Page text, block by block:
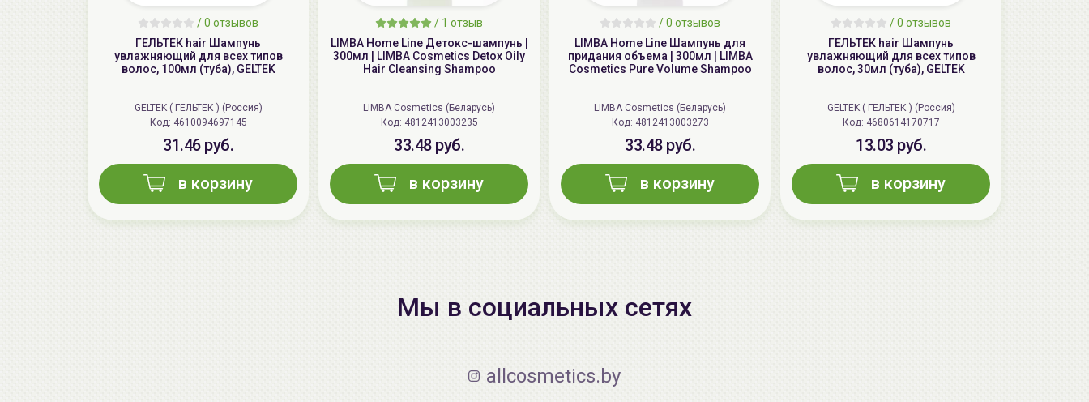
/0 отзывов
ГЕЛЬТЕК hair Шампунь
увлажняющий для всех типов
волос, 100мл (туба), GELTEK
GELTEK ( ГЕЛЬТЕК ) (Россия)
Код: 4610094697145
31.46 руб.
в корзину
/ 1 отзыв
LIMBA Home Line Детокс-шампунь |
300мл | LIMBA Cosmetics Detox Oily
Hair Cleansing Shampoo
LIMBA Cosmetics (Беларусь)
Код: 4812413003235
33.48 руб.
в корзину
/0 отзывов
LIMBA Home Line Шампунь для
придания объема | 300мл | LIMBA
Cosmetics Pure Volume Shampoo
LIMBA Cosmetics (Беларусь)
Код: 4812413003273
33.48 руб.
в корзину
/0 отзывов
ГЕЛЬТЕК hair Шампунь
увлажняющий для всех типов
волос, 30мл (туба), GELTEK
GELTEK ( ГЕЛЬТЕК ) (Россия)
Код: 4680614170717
13.03 руб.
в корзину
Мы в социальных сетях
allcosmetics.by